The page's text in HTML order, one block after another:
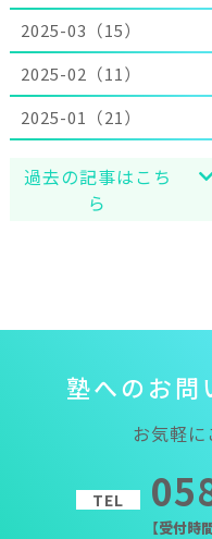
2025-03（15）
2025-02（11）
2025-01（21）
過去の記事はこち
ら
塾への お問
お気軽
TEL
【受付